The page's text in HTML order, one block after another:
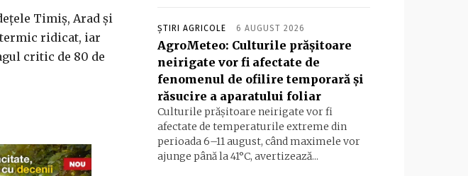
Timiş, Arad şi
ridicat, iar
critic de 80 de
ȘTIRI AGRICOLE 6 AUGUST 2026
AgroMeteo: Culturile prăşitoare
neirigate vor fi afectate de
fenomenul de ofilire temporară şi
răsucire a aparatului foliar
Culturile prășitoare neirigate vor fi
afectate de temperaturile extreme din
perioada 6–11 august, când maximele vor
ajunge până la 41°C, avertizează...